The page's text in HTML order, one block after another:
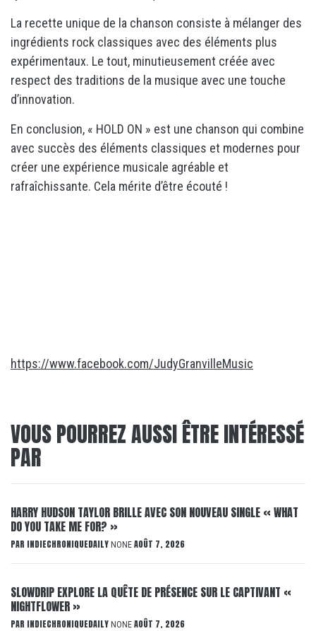
La recette unique de la chanson consiste à mélanger des
ingrédients rock classiques avec des éléments plus
expérimentaux. Le tout, minutieusement créée avec
respect des traditions de la musique avec une touche
d’innovation.
En conclusion, « HOLD ON » est une chanson qui combine
avec succès des éléments classiques et modernes pour
créer une expérience musicale agréable et
rafraîchissante. Cela mérite d’être écouté !
https://www.facebook.com/JudyGranvilleMusic
VOUS POURREZ AUSSI ÊTRE INTÉRESSÉ
PAR
HARRY HUDSON TAYLOR BRILLE AVEC SON NOUVEAU SINGLE « WHAT
DO YOU TAKE ME FOR? »
PAR INDIECHRONIQUEDAILY NONE AOÛT 7, 2026
SLOWDRIP EXPLORE LA QUÊTE DE PRÉSENCE SUR LE CAPTIVANT «
NIGHTFLOWER »
PAR INDIECHRONIQUEDAILY NONE AOÛT 7, 2026